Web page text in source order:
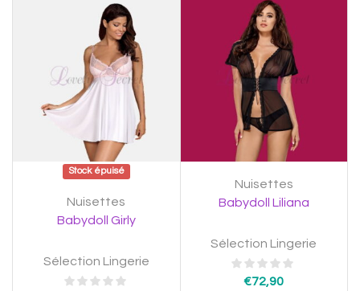
Stock épuisé
Nuisettes
Babydoll Girly
Sélection Lingerie
Nuisettes
Babydoll Liliana
Sélection Lingerie
€72,90